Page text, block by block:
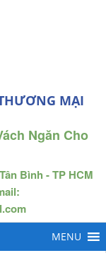
MẠI
Ngăn Cho
Bình - TP HCM